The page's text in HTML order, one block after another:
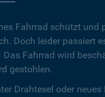
Fahrrad schützt und
Doch leider passiert
Das Fahrrad wird
gestohlen.
Drahtesel oder neues